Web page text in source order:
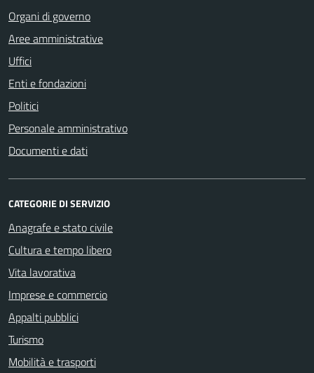
Organi di governo
Aree amministrative
Uffici
Enti e fondazioni
Politici
Personale amministrativo
Documenti e dati
CATEGORIE DI SERVIZIO
Anagrafe e stato civile
Cultura e tempo libero
Vita lavorativa
Imprese e commercio
Appalti pubblici
Turismo
Mobilità e trasporti